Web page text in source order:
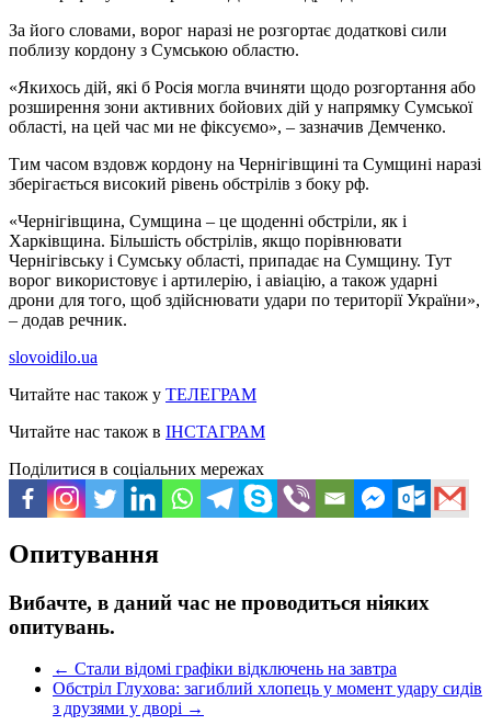
За його словами, ворог наразі не розгортає додаткові сили
поблизу кордону з Сумською областю.
«Якихось дій, які б Росія могла вчиняти щодо розгортання або
розширення зони активних бойових дій у напрямку Сумської
області, на цей час ми не фіксуємо», – зазначив Демченко.
Тим часом вздовж кордону на Чернігівщині та Сумщині наразі
зберігається високий рівень обстрілів з боку рф.
«Чернігівщина, Сумщина – це щоденні обстріли, як і
Харківщина. Більшість обстрілів, якщо порівнювати
Чернігівську і Сумську області, припадає на Сумщину. Тут
ворог використовує і артилерію, і авіацію, а також ударні
дрони для того, щоб здійснювати удари по території України»,
– додав речник.
slovoidilo.ua
Читайте нас також у ТЕЛЕГРАМ
Читайте нас також в ІНСТАГРАМ
Поділитися в соціальних мережах
Опитування
Вибачте, в даний час не проводиться ніяких
опитувань.
← Стали відомі графіки відключень на завтра
Обстріл Глухова: загиблий хлопець у момент удару сидів
з друзями у дворі →